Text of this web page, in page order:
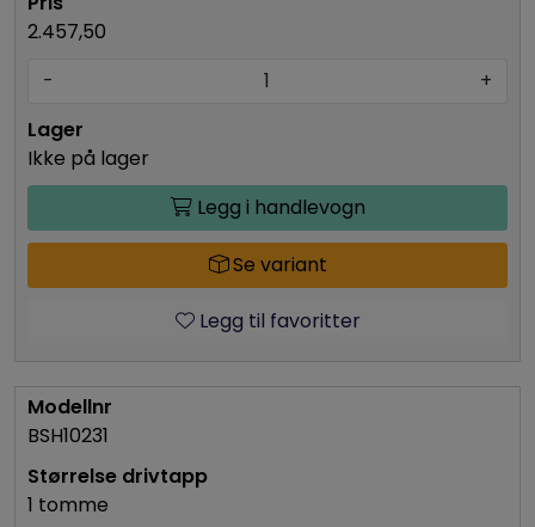
2.457,50
-
+
Ikke på lager
Legg i handlevogn
Se variant
Legg til favoritter
BSH10231
1 tomme